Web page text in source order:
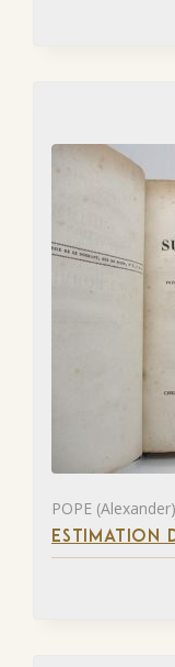
POPE
ESTIMATION